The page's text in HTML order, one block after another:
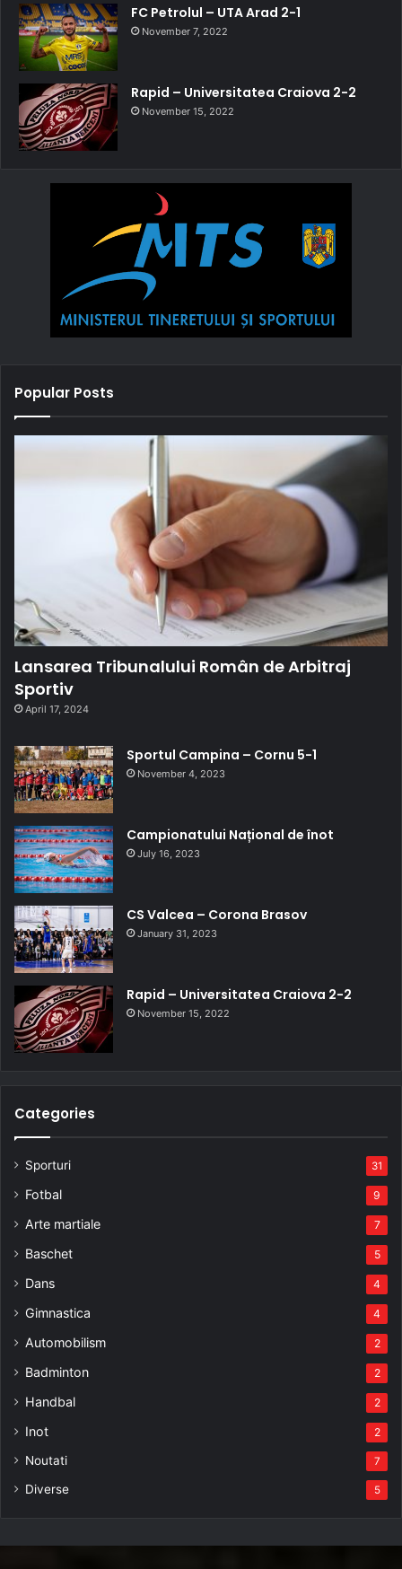
FC Petrolul – UTA Arad 2-1
November 7, 2022
Rapid – Universitatea Craiova 2-2
November 15, 2022
Popular Posts
Lansarea Tribunalului Român de Arbitraj
Sportiv
April 17, 2024
Sportul Campina – Cornu 5-1
November 4, 2023
Campionatului Național de înot
July 16, 2023
CS Valcea – Corona Brasov
January 31, 2023
Rapid – Universitatea Craiova 2-2
November 15, 2022
Categories
Sporturi 31
Fotbal 9
Arte martiale 7
Baschet 5
Dans 4
Gimnastica 4
Automobilism 2
Badminton 2
Handbal 2
Inot 2
Noutati 7
Diverse 5